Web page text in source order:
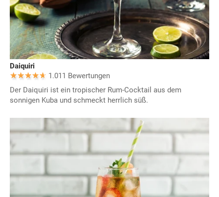
Daiquiri
1.011 Bewertungen
Der Daiquiri ist ein tropischer Rum-Cocktail aus dem
sonnigen Kuba und schmeckt herrlich süß.